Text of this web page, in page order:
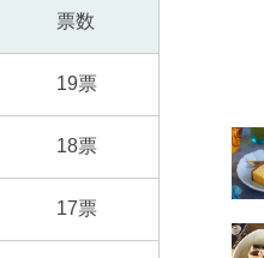
票数
19票
18票
17票